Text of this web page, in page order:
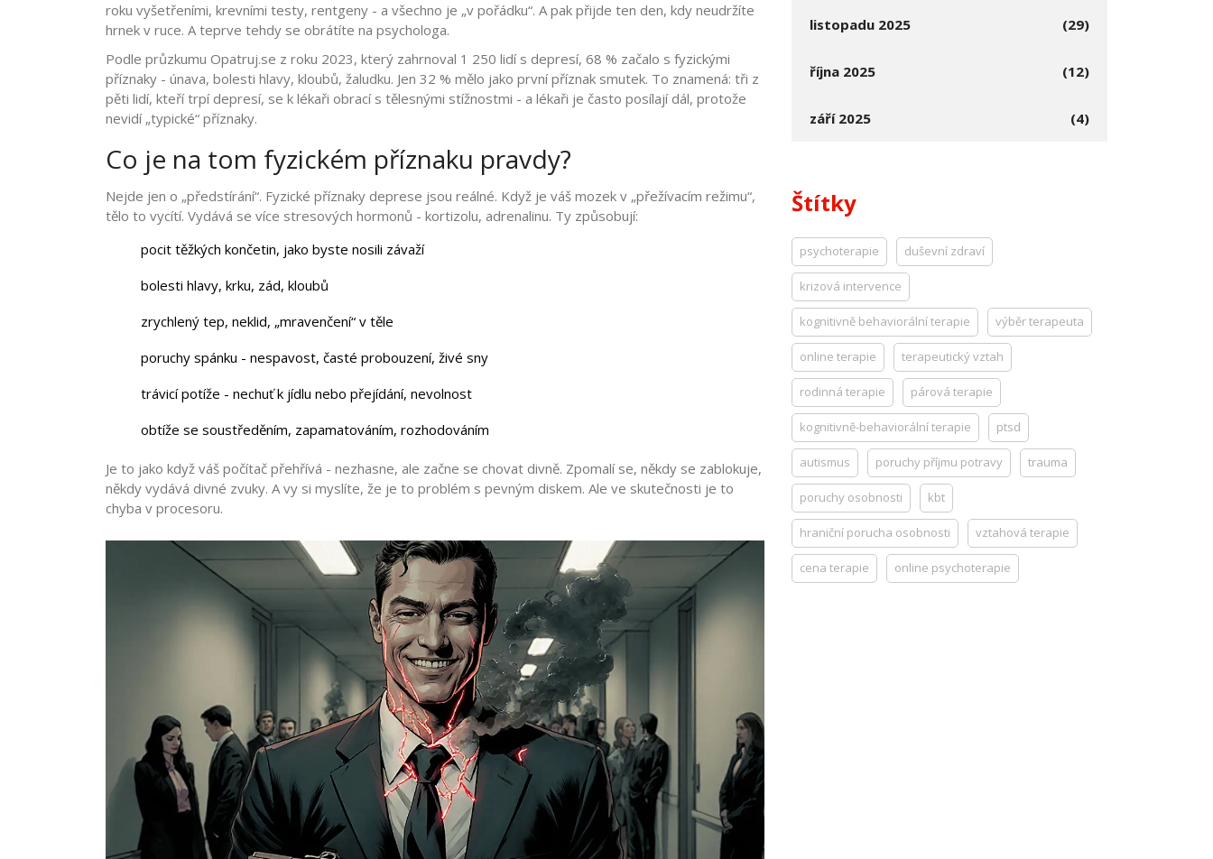
roku vyšetřeními, krevními testy, rentgeny - a všechno je „v pořádku“. A pak přijde ten den, kdy neudržíte
hrnek v ruce. A teprve tehdy se obrátíte na psychologa.
Podle průzkumu Opatruj.se z roku 2023, který zahrnoval 1 250 lidí s depresí, 68 % začalo s fyzickými
příznaky - únava, bolesti hlavy, kloubů, žaludku. Jen 32 % mělo jako první příznak smutek. To znamená: tři z
pěti lidí, kteří trpí depresí, se k lékaři obrací s tělesnými stížnostmi - a lékaři je často posílají dál, protože
nevidí „typické“ příznaky.
Co je na tom fyzickém příznaku pravdy?
Nejde jen o „předstírání“. Fyzické příznaky deprese jsou reálné. Když je váš mozek v „přežívacím režimu“,
tělo to vycítí. Vydává se více stresových hormonů - kortizolu, adrenalinu. Ty způsobují:
pocit těžkých končetin, jako byste nosili závaží
bolesti hlavy, krku, zád, kloubů
zrychlený tep, neklid, „mravenčení“ v těle
poruchy spánku - nespavost, časté probouzení, živé sny
trávicí potíže - nechuť k jídlu nebo přejídání, nevolnost
obtíže se soustředěním, zapamatováním, rozhodováním
Je to jako když váš počítač přehřívá - nezhasne, ale začne se chovat divně. Zpomalí se, někdy se zablokuje,
někdy vydává divné zvuky. A vy si myslíte, že je to problém s pevným diskem. Ale ve skutečnosti je to
chyba v procesoru.
listopadu 2025 (29)
října 2025 (12)
září 2025 (4)
Štítky
psychoterapie duševní zdraví
krizová intervence
kognitivně behaviorální terapie výběr terapeuta
online terapie terapeutický vztah
rodinná terapie párová terapie
kognitivně-behaviorální terapie ptsd
autismus poruchy příjmu potravy trauma
poruchy osobnosti kbt
hraniční porucha osobnosti vztahová terapie
cena terapie online psychoterapie